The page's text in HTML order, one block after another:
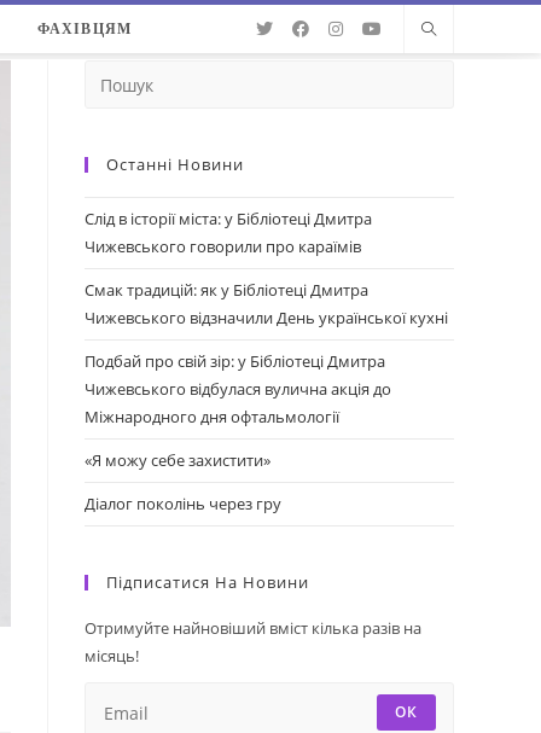
ФАХІВЦЯМ
Останні Новини
Слід в історії міста: у Бібліотеці Дмитра
Чижевського говорили про караїмів
Смак традицій: як у Бібліотеці Дмитра
Чижевського відзначили День української кухні
Подбай про свій зір: у Бібліотеці Дмитра
Чижевського відбулася вулична акція до
Міжнародного дня офтальмології
«Я можу себе захистити»
Діалог поколінь через гру
Підписатися На Новини
Отримуйте найновіший вміст кілька разів на
місяць!
ОК